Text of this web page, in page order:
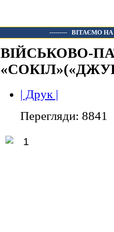
--------- ВІТАЄМО
ВІЙСЬКОВО-
| Друк |
Перегляди: 8841